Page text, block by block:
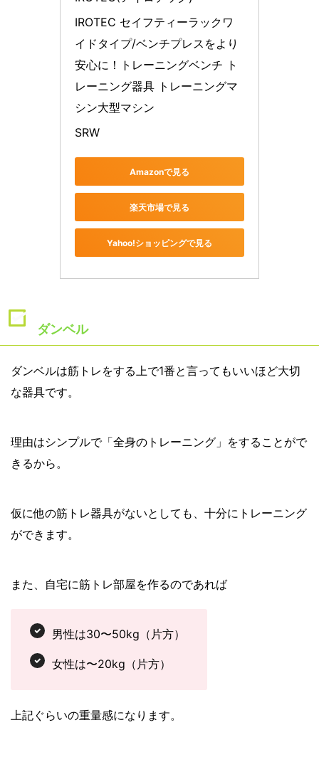
IROTEC セイフティーラックワ
イドタイプ/ベンチプレスをより
安心に！トレーニングベンチ ト
レーニング器具 トレーニングマ
シン大型マシン
SRW
Amazonで見る
楽天市場で見る
Yahoo!ショッピングで見る
ダンベル
ダンベルは筋トレをする上で1番と言ってもいいほど大切
な器具です。
理由はシンプルで「全身のトレーニング」をすることがで
きるから。
仮に他の筋トレ器具がないとしても、十分にトレーニング
ができます。
また、自宅に筋トレ部屋を作るのであれば
男性は30〜50kg（片方）
女性は〜20kg（片方）
上記ぐらいの重量感になります。